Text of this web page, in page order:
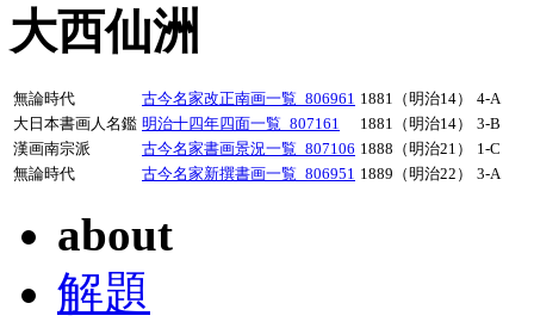
大西仙洲
無論時代 古今名家改正南画一覧_806961 1881（明治14）
4-A
大日本書画人名鑑 明治十四年四面一覧_807161 1881（明治14）
3-B
漢画南宗派
古今名家書画景況一覧_807106 1888（明治21）
1-C
無論時代
古今名家新撰書画一覧_806951 1889（明治22） 3-A
about
解題